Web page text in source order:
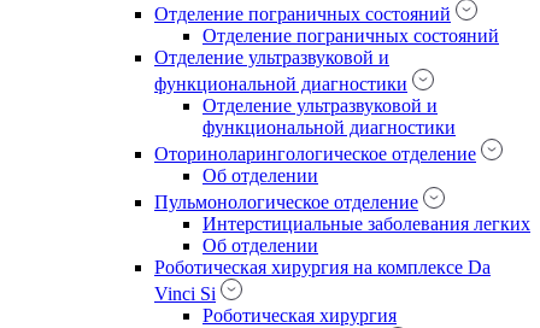
Отделение пограничных состояний
Отделение пограничных состояний
Отделение ультразвуковой и
функциональной диагностики
Отделение ультразвуковой и
функциональной диагностики
Оториноларингологическое отделение
Об отделении
Пульмонологическое отделение
Интерстициальные заболевания легких
Об отделении
Роботическая хирургия на комплексе Da
Vinci Si
Роботическая хирургия